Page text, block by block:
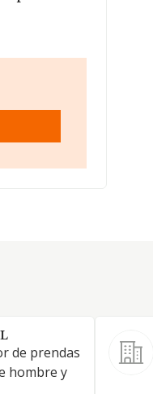
de prendas
hombre y